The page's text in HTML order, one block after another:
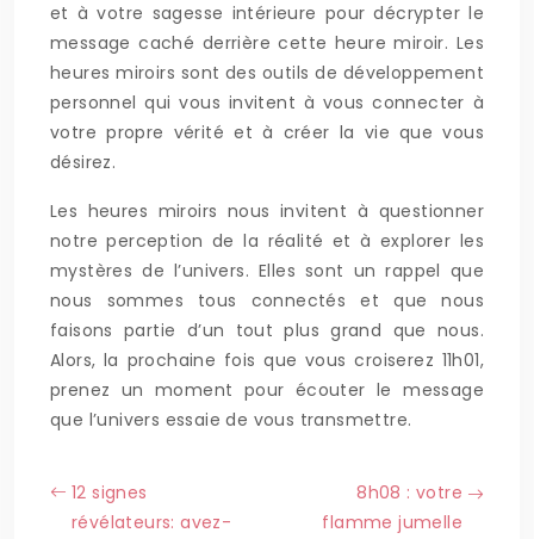
et à votre sagesse intérieure pour décrypter le
message caché derrière cette heure miroir. Les
heures miroirs sont des outils de développement
personnel qui vous invitent à vous connecter à
votre propre vérité et à créer la vie que vous
désirez.
Les heures miroirs nous invitent à questionner
notre perception de la réalité et à explorer les
mystères de l’univers. Elles sont un rappel que
nous sommes tous connectés et que nous
faisons partie d’un tout plus grand que nous.
Alors, la prochaine fois que vous croiserez 11h01,
prenez un moment pour écouter le message
que l’univers essaie de vous transmettre.
12 signes
révélateurs: avez-
8h08 : votre
flamme jumelle